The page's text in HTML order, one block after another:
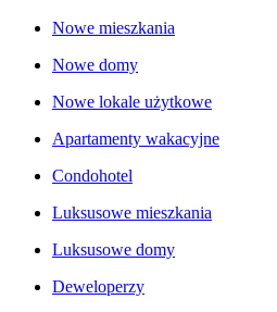
Nowe mieszkania
Nowe domy
Nowe lokale użytkowe
Apartamenty wakacyjne
Condohotel
Luksusowe mieszkania
Luksusowe domy
Deweloperzy